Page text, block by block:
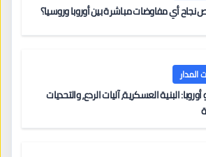
نجاح أي مفاوضات مباشرة بين أوروبا وروسيا؟
المدار
أوروبا: البنية العسكرية، آليات الردع، والتحديات